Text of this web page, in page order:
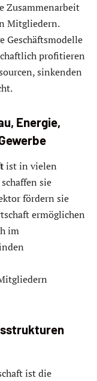
Zusammenarbeit
Mitgliedern.
Geschäftsmodelle
profitieren
sinkenden
Energie,
ist in vielen
sie
fördern sie
ermöglichen
im
ist die